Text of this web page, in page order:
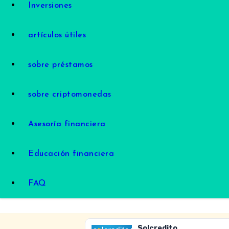
Inversiones
artículos útiles
sobre préstamos
sobre criptomonedas
Asesoría financiera
Educación financiera
FAQ